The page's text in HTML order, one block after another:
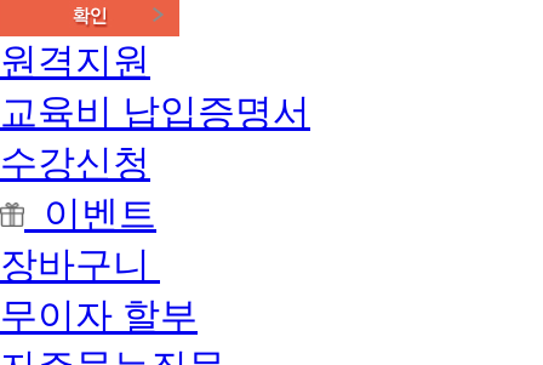
원격지원
교육비 납입증명서
수강신청
이벤트
장바구니
무이자 할부